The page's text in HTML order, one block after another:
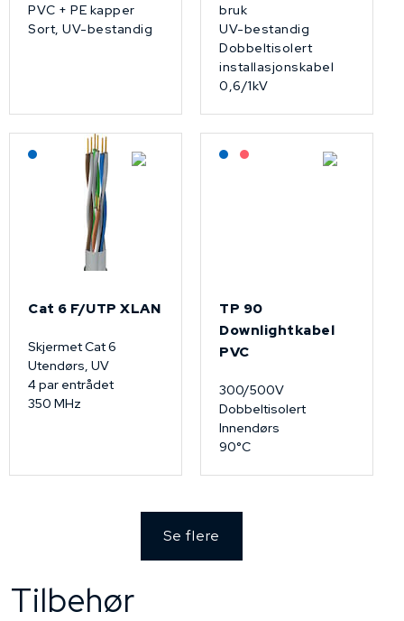
PVC + PE kapper
Sort, UV-bestandig
bruk
UV-bestandig
Dobbeltisolert
installasjonskabel
0,6/1kV
Lagerført: NEK Kabel
Cat 6 F/UTP XLAN
Skjermet Cat 6
Utendørs, UV
4 par entrådet
350 MHz
Lagerført: NEK Kabel
På forespørsel
TP 90
Downlightkabel
PVC
300/500V
Dobbeltisolert
Innendørs
90°C
Se flere
Tilbehør